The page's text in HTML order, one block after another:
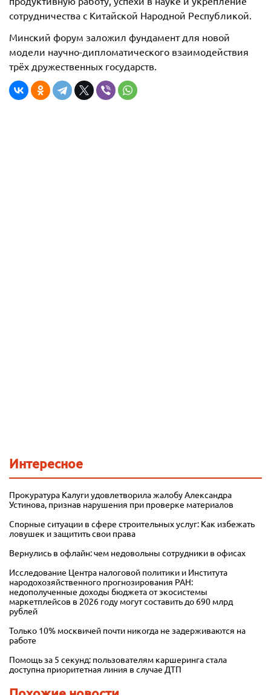
сотрудничества с Китайской Народной Республикой.
Минский форум заложил фундамент для новой
модели научно-дипломатического взаимодействия
трёх дружественных государств.
Интересное
Прокуратура Калуги удовлетворила жалобу Александра
Устинова, признав нарушения при проверке материалов
Спорные ситуации в сфере строительных услуг: Как избежать
ловушек и защитить свои права
Вернулись в офлайн: чем недовольны сотрудники в офисах
Исследование Центра налоговой политики и Института
народохозяйственного прогнозирования РАН:
недополученные доходы бюджета от экосистемы
маркетплейсов в 2026 году могут составить до 690 млрд
рублей
Только 10% москвичей почти никогда не задерживаются на
работе
Помощь за 5 секунд: пользователям каршеринга стала
доступна приоритетная линия в случае ДТП